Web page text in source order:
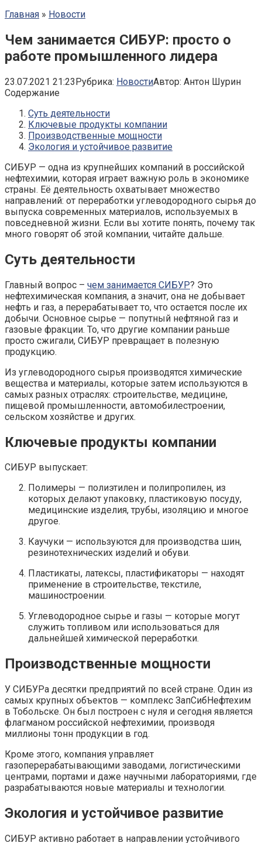
Главная » Новости
Чем занимается СИБУР: просто о
работе промышленного лидера
23.07.2021 21:23Рубрика: НовостиАвтор: Антон Шурин
Содержание
Суть деятельности
Ключевые продукты компании
Производственные мощности
Экология и устойчивое развитие
СИБУР — одна из крупнейших компаний в российской
нефтехимии, которая играет важную роль в экономике
страны. Её деятельность охватывает множество
направлений: от переработки углеводородного сырья до
выпуска современных материалов, используемых в
повседневной жизни. Если вы хотите понять, почему так
много говорят об этой компании, читайте дальше.
Суть деятельности
Главный вопрос – чем занимается СИБУР? Это
нефтехимическая компания, а значит, она не добывает
нефть и газ, а перерабатывает то, что остается после их
добычи. Основное сырье — попутный нефтяной газ и
газовые фракции. То, что другие компании раньше
просто сжигали, СИБУР превращает в полезную
продукцию.
Из углеводородного сырья производятся химические
вещества и материалы, которые затем используются в
самых разных отраслях: строительстве, медицине,
пищевой промышленности, автомобилестроении,
сельском хозяйстве и других.
Ключевые продукты компании
СИБУР выпускает:
Полимеры — полиэтилен и полипропилен, из
которых делают упаковку, пластиковую посуду,
медицинские изделия, трубы, изоляцию и многое
другое.
Каучуки — используются для производства шин,
резинотехнических изделий и обуви.
Пластикаты, латексы, пластификаторы — находят
применение в строительстве, текстиле,
машиностроении.
Углеводородное сырье и газы — которые могут
служить топливом или использоваться для
дальнейшей химической переработки.
Производственные мощности
У СИБУРа десятки предприятий по всей стране. Один из
самых крупных объектов — комплекс ЗапСибНефтехим
в Тобольске. Он был построен с нуля и сегодня является
флагманом российской нефтехимии, производя
миллионы тонн продукции в год.
Кроме этого, компания управляет
газоперерабатывающими заводами, логистическими
центрами, портами и даже научными лабораториями, где
разрабатываются новые материалы и технологии.
Экология и устойчивое развитие
СИБУР активно работает в направлении устойчивого